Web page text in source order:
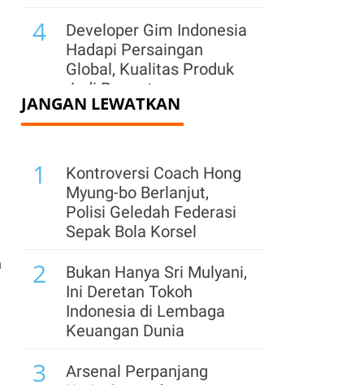
4
Developer Gim Indonesia
Hadapi Persaingan
Global, Kualitas Produk
Jadi Penentu
5
Industri Gim Nasional
Tak Sekadar Jadi Pasar
Erajaya (ERAA) Ekspansi
di Sektor F&B, Bangun
Oriental Coffee
Mulai Pulih, Industri
Tekstil Tumbuh 6,36%
pada Kuartal II-2026
JANGAN LEWATKAN
1
Kontroversi Coach Hong
Myung-bo Berlanjut,
Polisi Geledah Federasi
Sepak Bola Korsel
2
Bukan Hanya Sri Mulyani,
Ini Deretan Tokoh
Indonesia di Lembaga
Keuangan Dunia
3
Arsenal Perpanjang